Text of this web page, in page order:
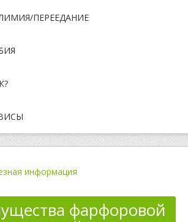
ПЕРЕЕДАНИЕ
информация
фарфоровой